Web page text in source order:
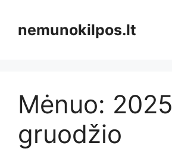
turinionemunokilpos.lt
Mėnuo: 2025
gruodžio